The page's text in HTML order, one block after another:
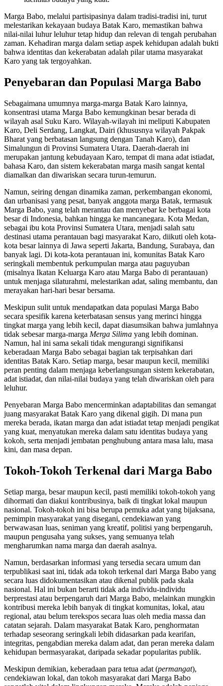
Marga Babo, melalui partisipasinya dalam tradisi-tradisi ini, turut
melestarikan kekayaan budaya Batak Karo, memastikan bahwa
nilai-nilai luhur leluhur tetap hidup dan relevan di tengah perubahan
zaman. Kehadiran marga dalam setiap aspek kehidupan adalah bukti
bahwa identitas dan kekerabatan adalah pilar utama masyarakat
Karo yang tak tergoyahkan.
Penyebaran dan Populasi Marga Babo
Sebagaimana umumnya marga-marga Batak Karo lainnya,
konsentrasi utama Marga Babo kemungkinan besar berada di
wilayah asal Suku Karo. Wilayah-wilayah ini meliputi Kabupaten
Karo, Deli Serdang, Langkat, Dairi (khususnya wilayah Pakpak
Bharat yang berbatasan langsung dengan Tanah Karo), dan
Simalungun di Provinsi Sumatera Utara. Daerah-daerah ini
merupakan jantung kebudayaan Karo, tempat di mana adat istiadat,
bahasa Karo, dan sistem kekerabatan marga masih sangat kental
diamalkan dan diwariskan secara turun-temurun.
Namun, seiring dengan dinamika zaman, perkembangan ekonomi,
dan urbanisasi yang pesat, banyak anggota marga Batak, termasuk
Marga Babo, yang telah merantau dan menyebar ke berbagai kota
besar di Indonesia, bahkan hingga ke mancanegara. Kota Medan,
sebagai ibu kota Provinsi Sumatera Utara, menjadi salah satu
destinasi utama perantauan bagi masyarakat Karo, diikuti oleh kota-
kota besar lainnya di Jawa seperti Jakarta, Bandung, Surabaya, dan
banyak lagi. Di kota-kota perantauan ini, komunitas Batak Karo
seringkali membentuk perkumpulan marga atau paguyuban
(misalnya Ikatan Keluarga Karo atau Marga Babo di perantauan)
untuk menjaga silaturahmi, melestarikan adat, saling membantu, dan
merayakan hari-hari besar bersama.
Meskipun sulit untuk mendapatkan data populasi Marga Babo
secara spesifik karena keterbatasan sensus yang merinci hingga
tingkat marga yang lebih kecil, dapat diasumsikan bahwa jumlahnya
tidak sebesar marga-marga Merga Silima yang lebih dominan.
Namun, hal ini sama sekali tidak mengurangi signifikansi
keberadaan Marga Babo sebagai bagian tak terpisahkan dari
identitas Batak Karo. Setiap marga, besar maupun kecil, memiliki
peran penting dalam menjaga keberlangsungan sistem kekerabatan,
adat istiadat, dan nilai-nilai budaya yang telah diwariskan oleh para
leluhur.
Penyebaran Marga Babo mencerminkan adaptabilitas dan semangat
juang masyarakat Batak Karo yang dikenal gigih. Di mana pun
mereka berada, ikatan marga dan adat istiadat tetap menjadi pengikat
yang kuat, menyatukan mereka dalam satu identitas budaya yang
kokoh, serta menjadi jembatan penghubung antara masa lalu, masa
kini, dan masa depan.
Tokoh-Tokoh Terkenal dari Marga Babo
Setiap marga, besar maupun kecil, pasti memiliki tokoh-tokoh yang
dihormati dan diakui kontribusinya, baik di tingkat lokal maupun
nasional. Tokoh-tokoh ini bisa berupa pemuka adat yang bijaksana,
pemimpin masyarakat yang disegani, cendekiawan yang
berwawasan luas, seniman yang kreatif, politisi yang berpengaruh,
maupun pengusaha yang sukses, yang semuanya telah
mengharumkan nama marga dan daerah asalnya.
Namun, berdasarkan informasi yang tersedia secara umum dan
terpublikasi saat ini, tidak ada tokoh terkenal dari Marga Babo yang
secara luas didokumentasikan atau dikenal publik pada skala
nasional. Hal ini bukan berarti tidak ada individu-individu
berprestasi atau berpengaruh dari Marga Babo, melainkan mungkin
kontribusi mereka lebih banyak di tingkat komunitas, lokal, atau
regional, atau belum terekspos secara luas oleh media massa dan
catatan sejarah. Dalam masyarakat Batak Karo, penghormatan
terhadap seseorang seringkali lebih didasarkan pada kearifan,
integritas, pengabdian mereka dalam adat, dan peran mereka dalam
kehidupan bermasyarakat, daripada sekadar popularitas publik.
Meskipun demikian, keberadaan para tetua adat (permangat),
cendekiawan lokal, dan tokoh masyarakat dari Marga Babo